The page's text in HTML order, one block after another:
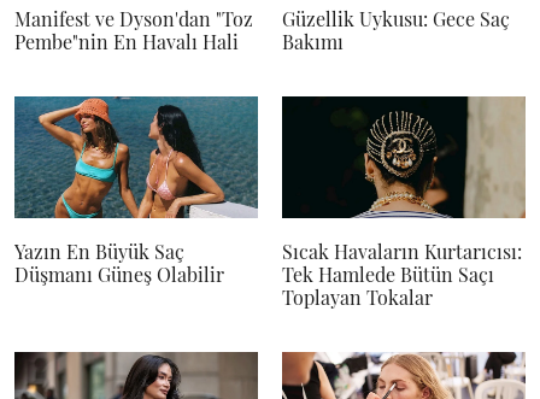
Manifest ve Dyson'dan "Toz
Pembe"nin En Havalı Hali
Güzellik Uykusu: Gece Saç
Bakımı
Yazın En Büyük Saç
Düşmanı Güneş Olabilir
Sıcak Havaların Kurtarıcısı:
Tek Hamlede Bütün Saçı
Toplayan Tokalar